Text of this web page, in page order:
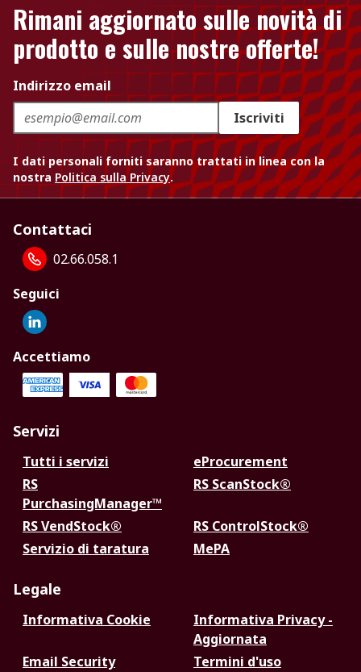
Rimani aggiornato sulle novità di
prodotto e sulle nostre offerte!
Indirizzo email
Iscriviti
I dati personali forniti saranno trattati in linea con la
nostra Politica sulla Privacy.
Contattaci
02.66.058.1
Seguici
Accettiamo
Servizi
Tutti i servizi
eProcurement
RS
PurchasingManager™
RS ScanStock®
RS VendStock®
RS ControlStock®
Servizio di taratura
MePA
Legale
Informativa Cookie
Informativa Privacy -
Aggiornata
Email Security
Termini d'uso